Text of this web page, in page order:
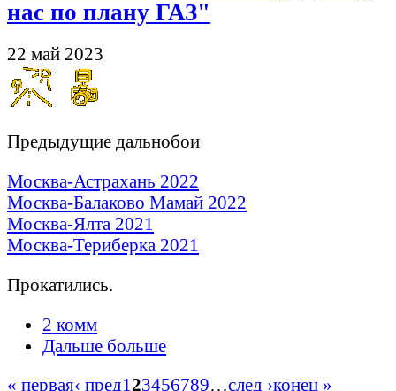
нас по плану ГАЗ"
22 май 2023
Предыдущие дальнобои
Москва-Астрахань 2022
Москва-Балаково Мамай 2022
Москва-Ялта 2021
Москва-Териберка 2021
Прокатились.
2 комм
Дальше больше
« первая‹ пред123456789…след ›конец »